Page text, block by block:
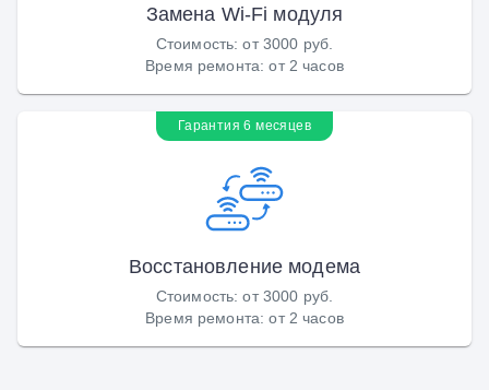
Замена Wi-Fi модуля
Стоимость:от 3000 руб.
Время ремонта:от 2 часов
Гарантия 6 месяцев
Восстановление модема
Стоимость:от 3000 руб.
Время ремонта:от 2 часов